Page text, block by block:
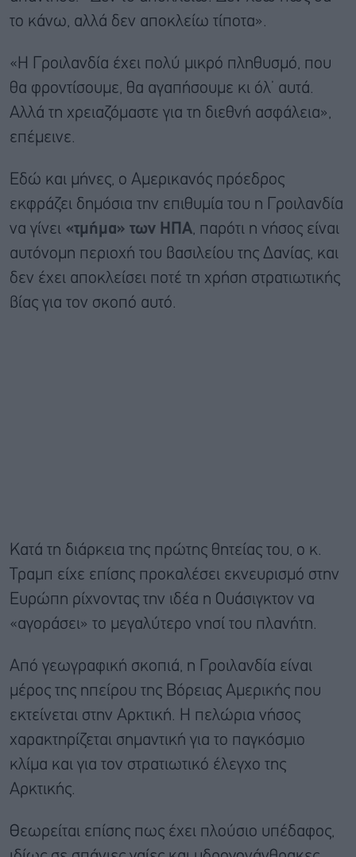
το κάνω, αλλά δεν αποκλείω τίποτα».
«Η Γροιλανδία έχει πολύ μικρό πληθυσμό, που
θα φροντίσουμε, θα αγαπήσουμε κι όλ’ αυτά.
Αλλά τη χρειαζόμαστε για τη διεθνή ασφάλεια»,
επέμεινε.
Εδώ και μήνες, ο Αμερικανός πρόεδρος
εκφράζει δημόσια την επιθυμία του η Γροιλανδία
να γίνει «τμήμα» των ΗΠΑ , παρότι η νήσος είναι
αυτόνομη περιοχή του βασιλείου της Δανίας, και
δεν έχει αποκλείσει ποτέ τη χρήση στρατιωτικής
βίας για τον σκοπό αυτό.
Κατά τη διάρκεια της πρώτης θητείας του, ο κ.
Τραμπ είχε επίσης προκαλέσει εκνευρισμό στην
Ευρώπη ρίχνοντας την ιδέα η Ουάσιγκτον να
«αγοράσει» το μεγαλύτερο νησί του πλανήτη.
Από γεωγραφική σκοπιά, η Γροιλανδία είναι
μέρος της ηπείρου της Βόρειας Αμερικής που
εκτείνεται στην Αρκτική. Η πελώρια νήσος
χαρακτηρίζεται σημαντική για το παγκόσμιο
κλίμα και για τον στρατιωτικό έλεγχο της
Αρκτικής.
Θεωρείται επίσης πως έχει πλούσιο υπέδαφος,